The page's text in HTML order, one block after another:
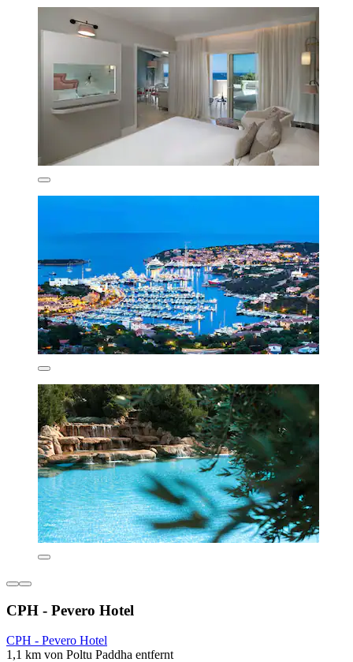
CPH - Pevero Hotel
CPH - Pevero Hotel
1,1 km von Poltu Paddha entfernt